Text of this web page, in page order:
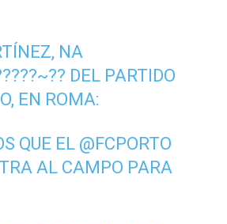
NA
DEL PARTIDO
EN ROMA:
QUE EL @FCPORTO
AL CAMPO PARA